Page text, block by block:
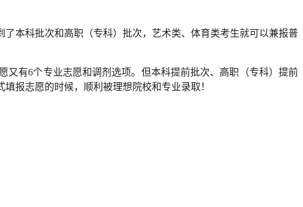
本科批次和高职（专科）批次，艺术类、体育类考生就可以兼报普
又有6个专业志愿和调剂选项。但本科提前批次、高职（专科）提前
报志愿的时候，顺利被理想院校和专业录取！